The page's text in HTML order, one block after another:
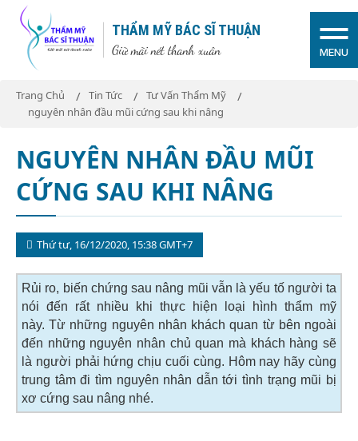
THẨM MỸ BÁC SĨ THUẬN
Giữ mãi nét thanh xuân MENU
Trang Chủ Tin Tức
Tư Vấn Thẩm Mỹ
nguyên nhân đầu mũi cứng sau khi nâng
NGUYÊN NHÂN ĐẦU MŨI
CỨNG SAU KHI NÂNG
Thứ tư, 16/12/2020, 15:38 GMT+7
Rủi ro, biến chứng sau nâng mũi vẫn là yếu tố người ta
nói đến rất nhiều khi thực hiện loại hình thẩm mỹ
này. Từ những nguyên nhân khách quan từ bên ngoài
đến những nguyên nhân chủ quan mà khách hàng sẽ
là người phải hứng chịu cuối cùng. Hôm nay hãy cùng
trung tâm đi tìm nguyên nhân dẫn tới tình trạng mũi bị
xơ cứng sau nâng nhé.